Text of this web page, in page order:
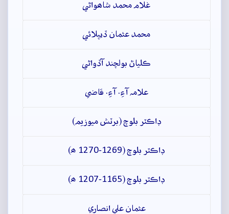
غلام محمد شاھواڻي
محمد عثمان ڏيپلائي
ڪلياڻ بولچند آڏواڻي
علامہ آءِ. آءِ. قاضي
ڊاڪٽر بلوچ (برٽش ميوزيم)
ڊاڪٽر بلوچ (1269-1270 ھ)
ڊاڪٽر بلوچ (1165-1207 ھ)
عثمان علي انصاري